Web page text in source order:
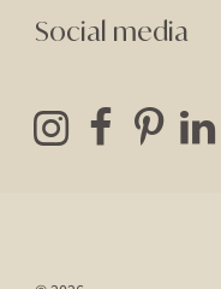
Social media